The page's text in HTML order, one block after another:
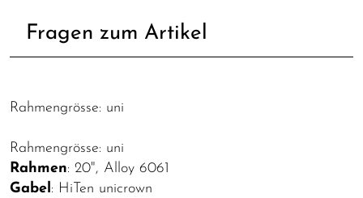
Fragen zum Artikel
Rahmengrösse: uni
Rahmengrösse: uni
Rahmen: 20", Alloy 6061
Gabel: HiTen unicrown